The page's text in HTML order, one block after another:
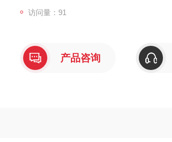
访问量：91
产品咨询